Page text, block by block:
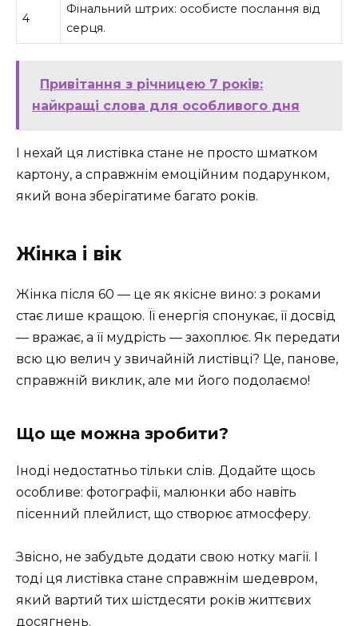
4
Фінальний штрих: особисте послання від
серця.
Привітання з річницею 7 років:
найкращі слова для особливого дня
І нехай ця листівка стане не просто шматком
картону, а справжнім емоційним подарунком,
який вона зберігатиме багато років.
Жінка і вік
Жінка після 60 — це як якісне вино: з роками
стає лише кращою. Її енергія спонукає, її досвід
— вражає, а її мудрість — захоплює. Як передати
всю цю велич у звичайній листівці? Це, панове,
справжній виклик, але ми його подолаємо!
Що ще можна зробити?
Іноді недостатньо тільки слів. Додайте щось
особливе: фотографії, малюнки або навіть
пісенний плейлист, що створює атмосферу.
Звісно, не забудьте додати свою нотку магії. І
тоді ця листівка стане справжнім шедевром,
який вартий тих шістдесяти років життєвих
досягнень.